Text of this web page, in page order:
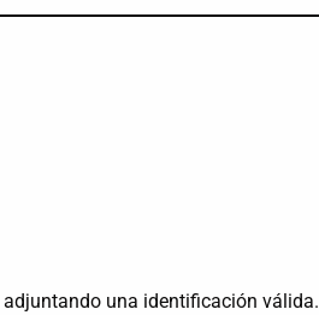
adjuntando una identificación válida.